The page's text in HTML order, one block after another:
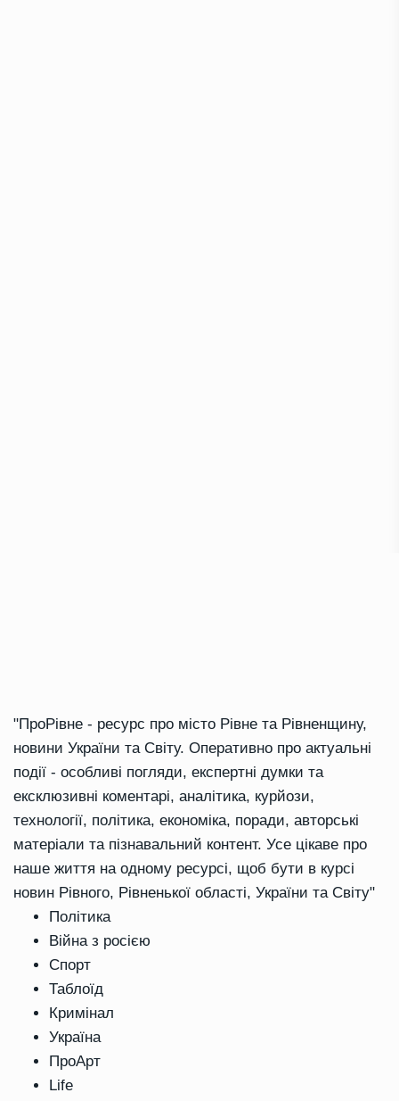
"ПроРівне - ресурс про місто Рівне та Рівненщину,
новини України та Світу. Оперативно про актуальні
події - особливі погляди, експертні думки та
ексклюзивні коментарі, аналітика, курйози,
технології, політика, економіка, поради, авторські
матеріали та пізнавальний контент. Усе цікаве про
наше життя на одному ресурсі, щоб бути в курсі
новин Рівного, Рівненької області, України та Світу"
Політика
Війна з росією
Спорт
Таблоїд
Кримінал
Україна
ПроАрт
Life